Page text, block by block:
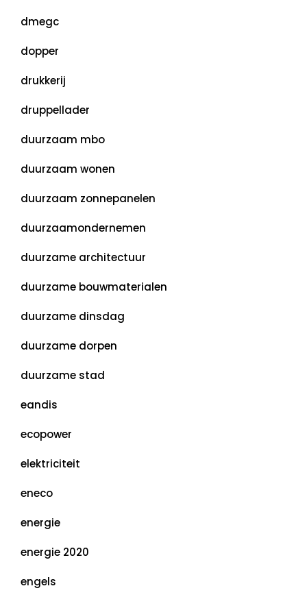
dmegc
dopper
drukkerij
druppellader
duurzaam mbo
duurzaam wonen
duurzaam zonnepanelen
duurzaamondernemen
duurzame architectuur
duurzame bouwmaterialen
duurzame dinsdag
duurzame dorpen
duurzame stad
eandis
ecopower
elektriciteit
eneco
energie
energie 2020
engels